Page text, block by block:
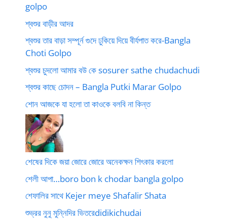
golpo
শ্বশুর বাড়ীর আদর
শ্বশুর তার বাড়া সম্পূর্ন গুদে ঢুকিয়ে দিয়ে বীর্যপাত করে-Bangla
Choti Golpo
শ্বশুর চুদলো আমার বউ কে sosurer sathe chudachudi
শ্বশুর কাছে চোদন – Bangla Putki Marar Golpo
শোন আজকে যা হলো তা কাওকে বলবি না কিন্ত
শেষের দিকে জয়া জোরে জোরে অনেকক্ষন শিৎকার করলো
শেলী আপা…boro bon k chodar bangla golpo
শেফালির সাথে Kejer meye Shafalir Shata
শুভ্রর নুনু মুন্নিদির ভিতরেdidikichudai